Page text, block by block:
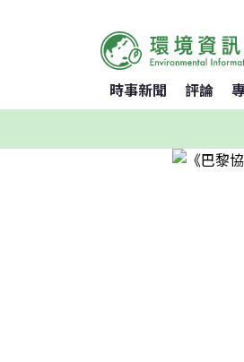
時事新聞 評論